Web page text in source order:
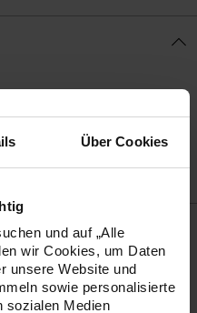
Über Cookies
und auf „Alle
wir Cookies, um Daten
unsere Website und
sowie personalisierte
sozialen Medien
Dekorationen durch ein
Note.